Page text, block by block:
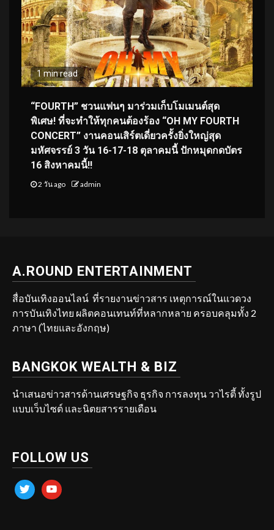
1 min read
“FOURTH” ชวนแฟนๆ มาร่วมเก็บโมเมนต์สุด
พิเศษ! ที่จะทำให้ทุกคนต้องร้อง “OH MY FOURTH
CONCERT” งานคอนเสิร์ตเดี่ยวครั้งยิ่งใหญ่สุด
มหัศจรรย์ 3 วัน 16-17-18 ตุลาคมนี้ ปักหมุดกดบัตร
16 สิงหาคมนี้!!
2 วัน ago admin
A.ROUND ENTERTAINMENT
สื่อบันเทิงออนไลน์ ที่รายงานข่าวสาร เหตุการณ์ในแวดวง
การบันเทิงไทย ผลิตคอนเทนท์ที่หลากหลาย ครอบคลุมทั้ง 2
ภาษา (ไทยและอังกฤษ)
BANGKOK WEALTH & BIZ
นำเสนอข่าวสารด้านเศรษฐกิจ ธุรกิจ การลงทุน วาไรตี้ ทั้งรูป
แบบเว็บไซต์ และนิตยสารรายเดือน
FOLLOW US
twitter youtube